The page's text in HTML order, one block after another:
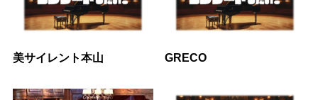
美サイレント本山 GRECO